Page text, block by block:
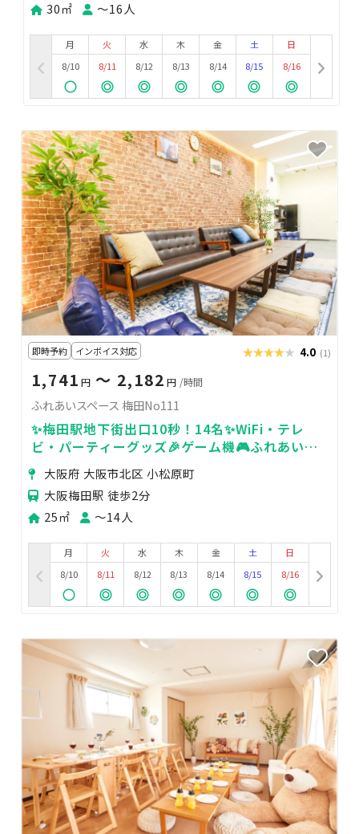
30㎡
〜16人
月
8/10
火
8/11
水
8/12
木
8/13
金
8/14
土
8/15
日
8/16
即時予約 インボイス対応 ★★★★★
★★★★★ 4.0 (1)
1,741 円 〜 2,182 円 /時間
ふれあいスペース 梅田No111
✨梅田駅地下街出口10秒！14名✨WiFi・テレ
ビ・パーティーグッズ🎉ゲーム機🎮ふれあいス
ペース 梅田No111
大阪府 大阪市北区 小松原町
大阪梅田駅 徒歩2分
25㎡
〜14人
月
8/10
火
8/11
水
8/12
木
8/13
金
8/14
土
8/15
日
8/16